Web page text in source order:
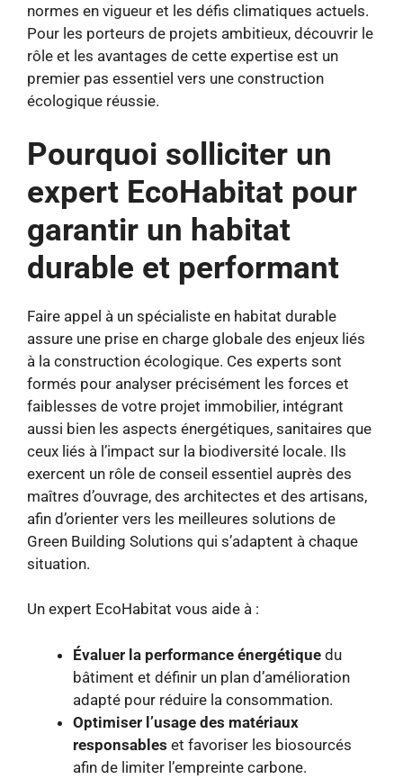
normes en vigueur et les défis climatiques actuels.
Pour les porteurs de projets ambitieux, découvrir le
rôle et les avantages de cette expertise est un
premier pas essentiel vers une construction
écologique réussie.
Pourquoi solliciter un
expert EcoHabitat pour
garantir un habitat
durable et performant
Faire appel à un spécialiste en habitat durable
assure une prise en charge globale des enjeux liés
à la construction écologique. Ces experts sont
formés pour analyser précisément les forces et
faiblesses de votre projet immobilier, intégrant
aussi bien les aspects énergétiques, sanitaires que
ceux liés à l’impact sur la biodiversité locale. Ils
exercent un rôle de conseil essentiel auprès des
maîtres d’ouvrage, des architectes et des artisans,
afin d’orienter vers les meilleures solutions de
Green Building Solutions qui s’adaptent à chaque
situation.
Un expert EcoHabitat vous aide à :
Évaluer la performance énergétique du
bâtiment et définir un plan d’amélioration
adapté pour réduire la consommation.
Optimiser l’usage des matériaux
responsables et favoriser les biosourcés
afin de limiter l’empreinte carbone.